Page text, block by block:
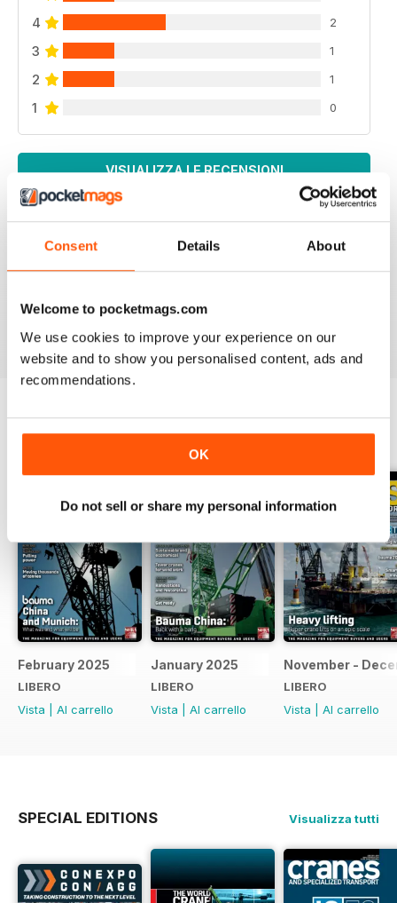
Consent Details About
Welcome to pocketmags.com
We use cookies to improve your experience on our
website and to show you personalised content, ads and
recommendations.
OK
Do not sell or share my personal information
4 2
3 1
2 1
1 0
VISUALIZZA LE RECENSIONI
SPECIALIST TRANSPORT MAG
EDIZIONI INDIETRO
February 2025
LIBERO
Vista
Al carrello
January 2025
LIBERO
Vista
Al carrello
November -
LIBERO
Vista
Al carrello
SPECIAL EDITIONS Visualizza tutti